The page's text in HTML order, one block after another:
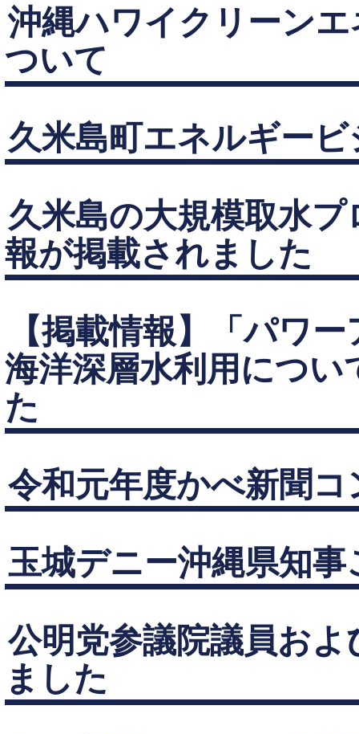
沖縄ハワイクリーン
ついて
久米島町エネルギー
久米島の大規模取水
報が掲載されました
【掲載情報】「パワ
海洋深層水利用につ
た
令和元年度かべ新聞
玉城デニー沖縄県知事
公明党参議院議員お
ました